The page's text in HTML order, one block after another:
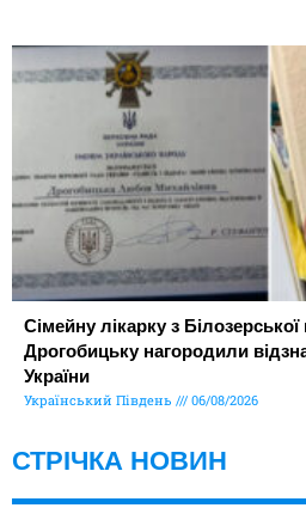
Сімейну лікарку з
Дрогобицьку нагородили
України
Український Південь 06/08/2026
СТРІЧКА НОВИН